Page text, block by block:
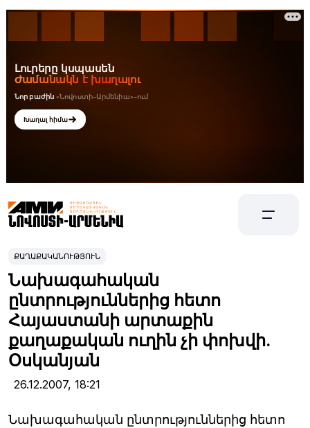
ՔԱՂԱՔԱԿԱՆՈՒԹՅՈՒՆ
Նախագահական
ընտրություններից հետո
Հայաստանի արտաքին
քաղաքական ուղին չի փոխվի.
Օսկանյան
26.12.2007, 18:21
Նախագահական ընտրություններից հետո